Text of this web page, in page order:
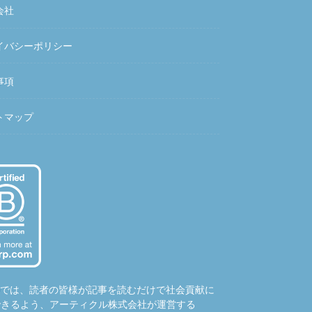
社
バシーポリシー
項
マップ
は、読者の皆様が記事を読むだけで社会貢献に
るよう、アーティクル株式会社が運営する